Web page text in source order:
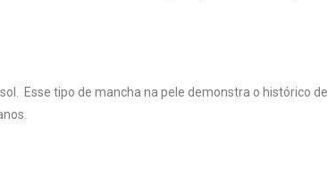
Esse tipo de mancha na pele demonstra o histórico de